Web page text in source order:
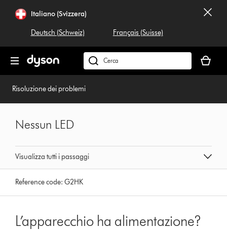
navigazioneItaliano (Svizzera)
Deutsch (Schweiz) Français (Suisse)
Cerca
su
carrello
è
Risoluzione dei problemi
Visualizza tutti i passaggi
Nessun LED
Reference code:G2HK
L’apparecchio ha alimentazione?